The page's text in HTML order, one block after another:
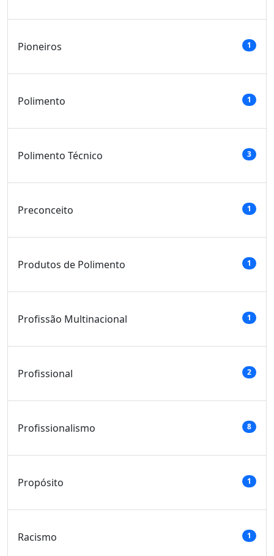
Pioneiros 1
Polimento 1
Polimento Técnico 3
Preconceito 1
Produtos de Polimento 1
Profissão Multinacional 1
Profissional 2
Profissionalismo 8
Propósito 1
Racismo 1